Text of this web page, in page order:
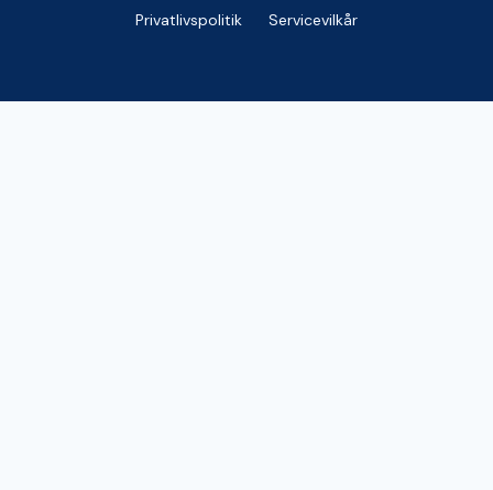
Privatlivspolitik
Servicevilkår